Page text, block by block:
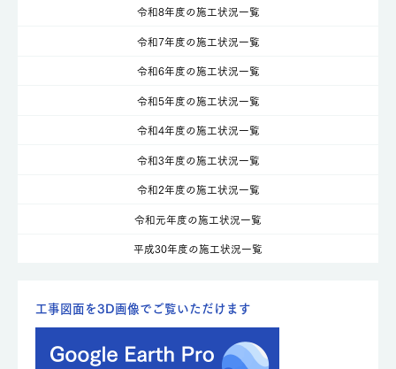
令和8年度の施工状況一覧
令和7年度の施工状況一覧
令和6年度の施工状況一覧
令和5年度の施工状況一覧
令和4年度の施工状況一覧
令和3年度の施工状況一覧
令和2年度の施工状況一覧
令和元年度の施工状況一覧
平成30年度の施工状況一覧
工事図面を3D画像でご覧いただけます